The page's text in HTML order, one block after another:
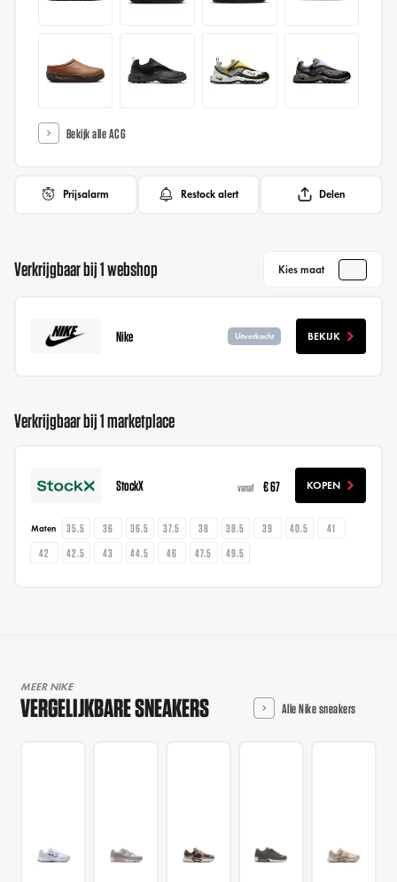
Bekijk alle ACG
Prijsalarm Restock alert Delen
Verkrijgbaar bij 1 webshop Kies maat
Nike Uitverkocht BEKIJK
Verkrijgbaar bij 1 marketplace
StockX vanaf € 67 KOPEN
Maten 35.5 36 36.5 37.5 38 38.5 39 40.5
41
42
42.5 43 44.5 46 47.5 49.5
MEER NIKE
VERGELIJKBARE SNEAKERS Alle Nike sneakers